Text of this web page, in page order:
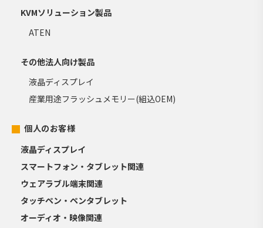
KVMソリューション製品
ATEN
その他法人向け製品
液晶ディスプレイ
産業用途フラッシュメモリー(組込OEM)
個人のお客様
液晶ディスプレイ
スマートフォン・タブレット関連
ウェアラブル端末関連
タッチペン・ペンタブレット
オーディオ・映像関連